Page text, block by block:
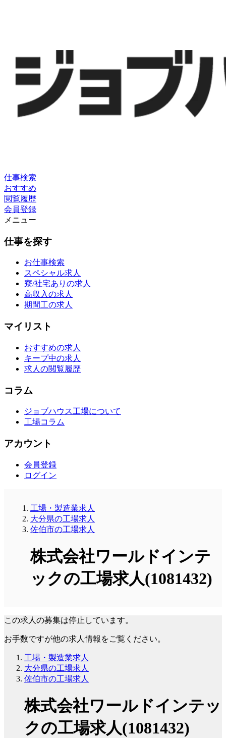
仕事検索
おすすめ
閲覧履歴
会員登録
メニュー
仕事を探す
お仕事検索
スペシャル求人
寮/社宅ありの求人
高収入の求人
期間工の求人
マイリスト
おすすめの求人
キープ中の求人
求人の閲覧履歴
コラム
ジョブハウス工場について
工場コラム
アカウント
会員登録
ログイン
工場・製造業求人
大分県の工場求人
佐伯市の工場求人
株式会社ワールドインテ
ックの工場求人(1081432)
この求人の募集は停止しています。
お手数ですが他の求人情報をご覧ください。
工場・製造業求人
大分県の工場求人
佐伯市の工場求人
株式会社ワールドインテッ
クの工場求人(1081432)